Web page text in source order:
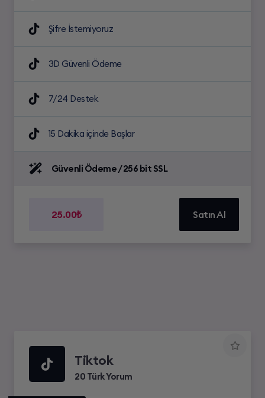
Şifre İstemiyoruz
3D Güvenli Ödeme
7/24 Destek
15 Dakika içinde Başlar
Güvenli Ödeme / 256 bit SSL
25.00₺ Satın Al
Tiktok
20 Türk Yorum